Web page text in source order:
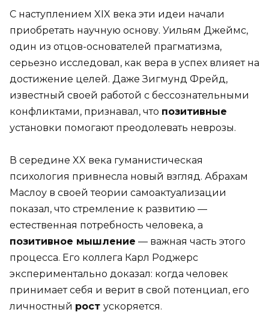
С наступлением XIX века эти идеи начали
приобретать научную основу. Уильям Джеймс,
один из отцов-основателей прагматизма,
серьезно исследовал, как вера в успех влияет на
достижение целей. Даже Зигмунд Фрейд,
известный своей работой с бессознательными
конфликтами, признавал, что позитивные
установки помогают преодолевать неврозы.
В середине XX века гуманистическая
психология привнесла новый взгляд. Абрахам
Маслоу в своей теории самоактуализации
показал, что стремление к развитию —
естественная потребность человека, а
позитивное мышление — важная часть этого
процесса. Его коллега Карл Роджерс
экспериментально доказал: когда человек
принимает себя и верит в свой потенциал, его
личностный рост ускоряется.